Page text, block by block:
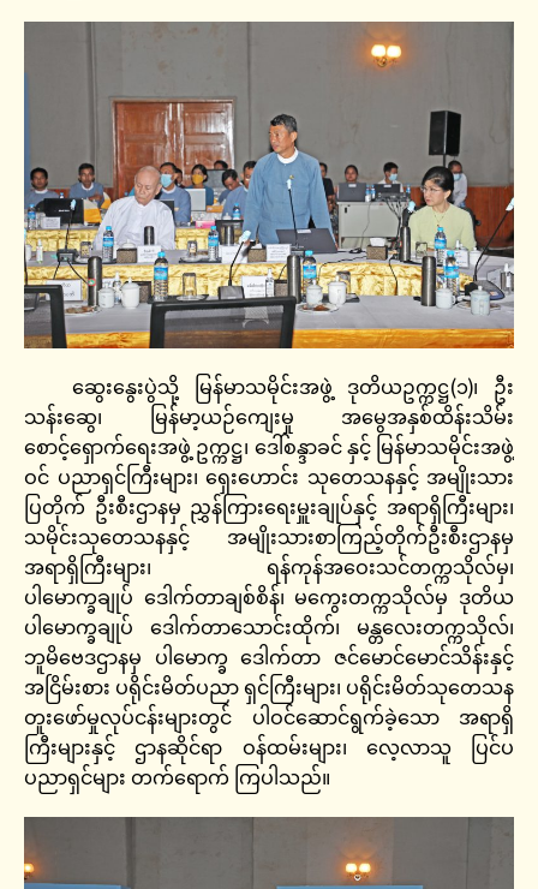
ဆွေးနွေးပွဲသို့ မြန်မာသမိုင်းအဖွဲ့ ဒုတိယဥက္ကဋ္ဌ(၁)၊ ဦး
သန်းဆွေ၊ မြန်မာ့ယဉ်ကျေးမှု အမွေအနှစ်ထိန်းသိမ်း
စောင့်ရှောက်ရေးအဖွဲ့ ဥက္ကဋ္ဌ၊ ဒေါ်စန္ဒာခင် နှင့် မြန်မာသမိုင်းအဖွဲ့
ဝင် ပညာရှင်ကြီးများ၊ ရှေးဟောင်း သုတေသနနှင့် အမျိုးသား
ပြတိုက် ဦးစီးဌာနမှ ညွှန်ကြားရေးမှူးချုပ်နှင့် အရာရှိကြီးများ၊
သမိုင်းသုတေသနနှင့် အမျိုးသားစာကြည့်တိုက်ဦးစီးဌာနမှ
အရာရှိကြီးများ၊ ရန်ကုန်အဝေးသင်တက္ကသိုလ်မှ၊
ပါမောက္ခချုပ် ဒေါက်တာချစ်စိန်၊ မကွေးတက္ကသိုလ်မှ ဒုတိယ
ပါမောက္ခချုပ် ဒေါက်တာသောင်းထိုက်၊ မန္တလေးတက္ကသိုလ်၊
ဘူမိဗေဒဌာနမှ ပါမောက္ခ ဒေါက်တာ ဇင်မောင်မောင်သိန်းနှင့်
အငြိမ်းစား ပရိုင်းမိတ်ပညာ ရှင်ကြီးများ၊ ပရိုင်းမိတ်သုတေသန
တူးဖော်မှုလုပ်ငန်းများတွင် ပါဝင်ဆောင်ရွက်ခဲ့သော အရာရှိ
ကြီးများနှင့် ဌာနဆိုင်ရာ ဝန်ထမ်းများ၊ လေ့လာသူ ပြင်ပ
ပညာရှင်များ တက်ရောက် ကြပါသည်။